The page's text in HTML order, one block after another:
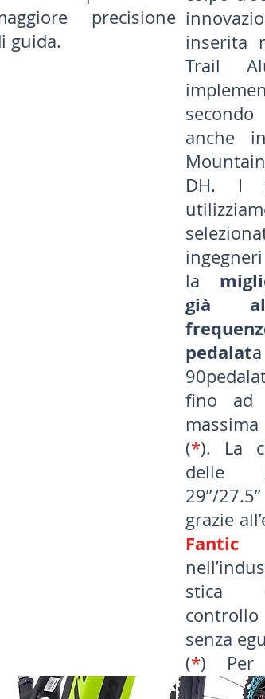
precisione
guida.
inserita
Trail
anche
DH. I
la
già
pedalat
fino ad
(*). La
delle
29’’/
grazie
Fantic
stica
senza
(*) Per
Issimo 45